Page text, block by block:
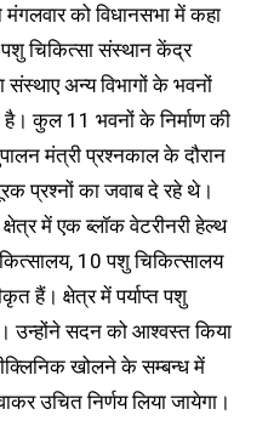
को विधानसभा में कहा
पशु चिकित्सा संस्थान केंद्र
अन्य विभागों के भवनों
कुल 11 भवनों के निर्माण की
मंत्री प्रश्नकाल के दौरान
प्रश्नों का जवाब दे रहे थे।
में एक ब्लॉक वेटरीनरी हेल्थ
10 पशु चिकित्सालय
हैं। क्षेत्र में पर्याप्त पशु
उन्होंने सदन को आश्वस्त किया
खोलने के सम्बन्ध में
उचित निर्णय लिया जायेगा।